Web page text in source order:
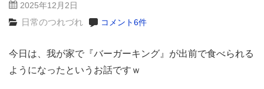
2025年12月2日
日常のつれづれ コメント6件
今日は、我が家で『バーガーキング』が出前で食べられる
ようになったというお話ですｗ